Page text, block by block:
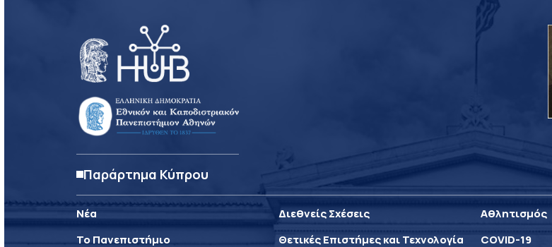
Παράρτημα Κύπρου
Νέα
Το Πανεπιστήμιο
Διεθνείς Σχέσεις
Θετικές Επιστήμες και Τεχνολογία
Αθλητισμός
COVID-19